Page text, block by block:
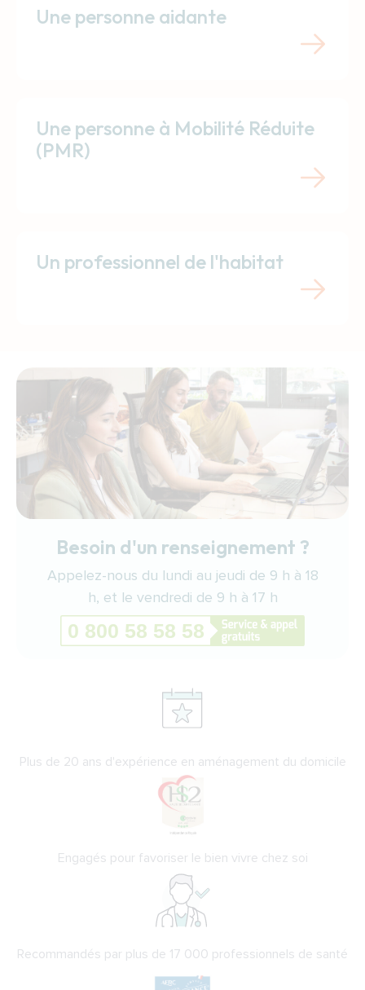
Une personne aidante
Une personne à Mobilité Réduite
(PMR)
Un professionnel de l'habitat
Besoin d'un renseignement ?
Appelez-nous du lundi au jeudi de 9 h à 18
h, et le vendredi de 9 h à 17 h
Plus de 20 ans d'expérience en aménagement du domicile
Engagés pour favoriser le bien vivre chez soi
Recommandés par plus de 17 000 professionnels de santé